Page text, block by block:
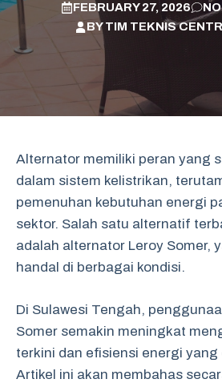
FEBRUARY 27, 2026
BYTIM TEKNIS
Alternator memiliki peran yang
dalam sistem kelistrikan,
pemenuhan kebutuhan energi
sektor. Salah satu alternatif
adalah alternator Leroy Somer,
handal di berbagai kondisi.
Di Sulawesi Tengah,
Somer semakin meningkat
terkini dan efisiensi energi yang
Artikel ini akan membahas